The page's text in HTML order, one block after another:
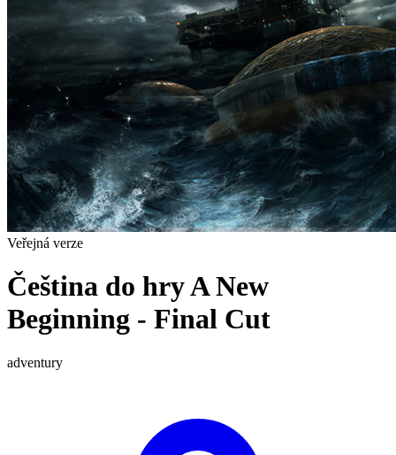
Veřejná verze
Čeština do hry A New
Beginning - Final Cut
adventury